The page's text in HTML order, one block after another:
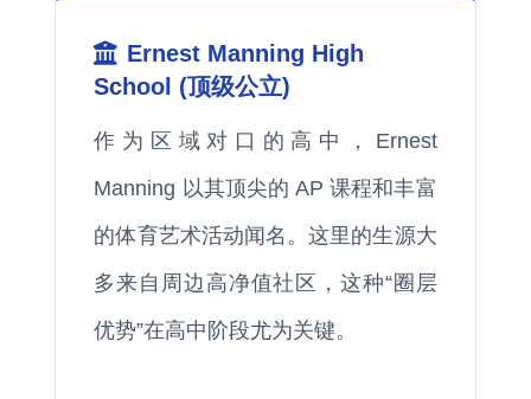
Ernest Manning High
School (顶级公立)
作为区域对口的高中，Ernest
Manning 以其顶尖的 AP 课程和丰富
的体育艺术活动闻名。这里的生源大
多来自周边高净值社区，这种“圈层
优势”在高中阶段尤为关键。